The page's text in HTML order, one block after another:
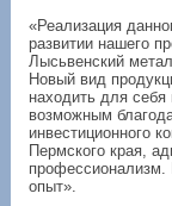
«Реализация
развитии нашего
Лысьвенский
Новый вид
находить для
возможным
инвестиционного
Пермского края,
опыт».